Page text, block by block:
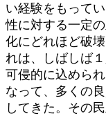
い経験をもって
性に対する一定
化にどれほど破
れは、しばしば
可侵的に込めら
なって、多くの
してきた。その